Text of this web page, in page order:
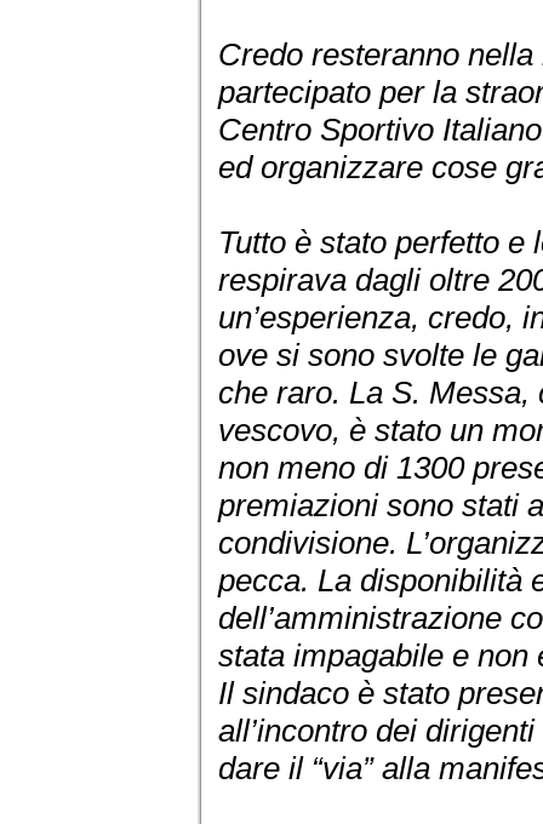
Credo resteranno
partecipato per la
Centro Sportivo
ed organizzare cose
Tutto è stato perfetto
respirava dagli oltre
un’esperienza, credo,
ove si sono svolte le
che raro. La S.
vescovo, è stato un
non meno di 1300
premiazioni sono stati
condivisione.
pecca. La disponibilità
dell’amministrazione
stata impagabile e
Il sindaco è stato
all’incontro dei
dare il “via” alla